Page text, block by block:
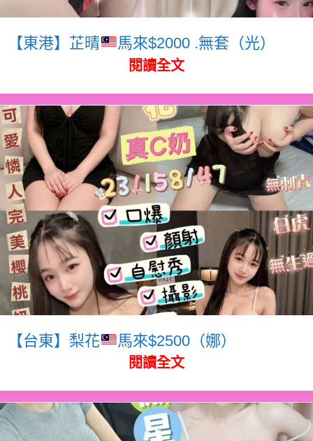
【東港】芷晴 馬來$2000 .無套（光）
閱讀全文
【台東】梨花 馬來$2500（娜）
閱讀全文